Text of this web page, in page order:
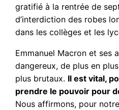
gratifié à la rentrée de
d’interdiction des robes
dans les collèges et les
Emmanuel Macron et ses
dangereux, de plus en
plus brutaux. Il est vital,
prendre le pouvoir pour
Nous affirmons, pour